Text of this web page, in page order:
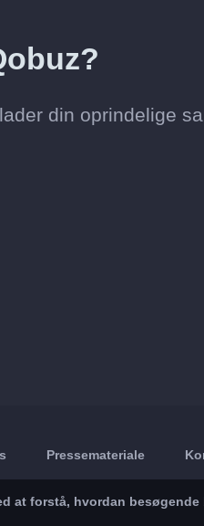
din oprindelige
Pressemateriale
forstå, hvordan